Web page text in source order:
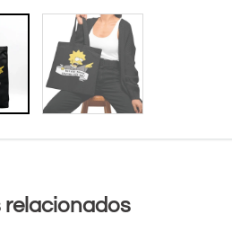
relacionados